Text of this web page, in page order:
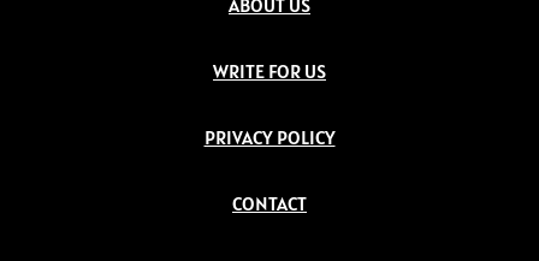
ABOUT US
WRITE FOR US
PRIVACY POLICY
CONTACT